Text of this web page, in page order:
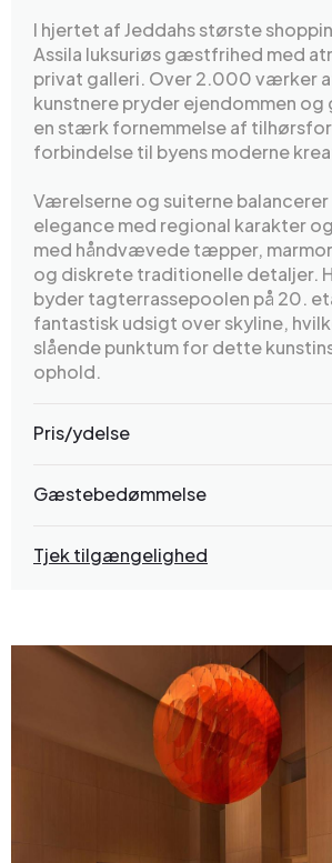
I hjertet af Jeddahs største
Assila luksuriøs gæstfrihed med
privat galleri. Over 2.000 værker
kunstnere pryder ejendommen
en stærk fornemmelse af
forbindelse til byens moderne
Værelserne og suiterne
elegance med regional karakter
med håndvævede tæpper,
og diskrete traditionelle detaljer.
byder tagterrassepoolen på 20.
fantastisk udsigt over skyline,
slående punktum for dette
ophold.
Pris/ydelse
Gæstebedømmelse
Tjek tilgængelighed